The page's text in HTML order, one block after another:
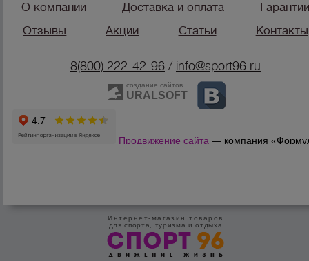
О компании Доставка и оплата
Отзывы
Акции Статьи Контакты
8(800) 222-42-96/ info@sport96.ru
создание сайтов
URALSOFT
Продвижение сайта — компания
Интернет-магазин товаров
для спорта, туризма и отдыха